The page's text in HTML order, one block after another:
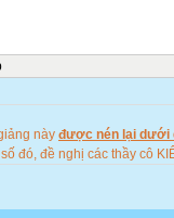
tác giả xin chân
Chu Vĩnh Quên
chủ
dẫn
này được nén lại dưới
đó, đề nghị các thầy cô